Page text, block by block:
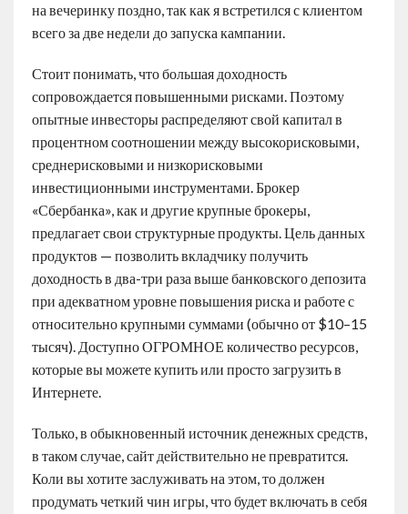
на вечеринку поздно, так как я встретился с клиентом
всего за две недели до запуска кампании.
Стоит понимать, что большая доходность
сопровождается повышенными рисками. Поэтому
опытные инвесторы распределяют свой капитал в
процентном соотношении между высокорисковыми,
среднерисковыми и низкорисковыми
инвестиционными инструментами. Брокер
«Сбербанка», как и другие крупные брокеры,
предлагает свои структурные продукты. Цель данных
продуктов — позволить вкладчику получить
доходность в два-три раза выше банковского депозита
при адекватном уровне повышения риска и работе с
относительно крупными суммами (обычно от $10–15
тысяч). Доступно ОГРОМНОЕ количество ресурсов,
которые вы можете купить или просто загрузить в
Интернете.
Только, в обыкновенный источник денежных средств,
в таком случае, сайт действительно не превратится.
Коли вы хотите заслуживать на этом, то должен
продумать четкий чин игры, что будет включать в себя